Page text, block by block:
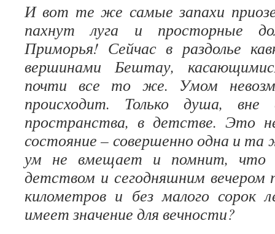
И вот те же самые запахи
пахнут луга и просторные
Приморья! Сейчас в раздолье
вершинами Бештау,
почти все то же. Умом
происходит. Только душа, вне
пространства, в детстве. Это
состояние – совершенно одна и
ум не вмещает и помнит, что
детством и сегодняшним
километров и без малого
имеет значение для вечности?